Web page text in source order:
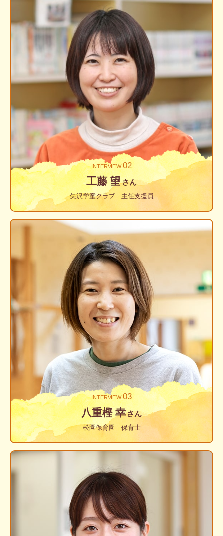
INTERVIEW 02
工藤 望さん
矢沢学童クラブ｜主任支援員
INTERVIEW 03
八重樫 幸さん
松園保育園｜保育士